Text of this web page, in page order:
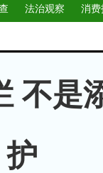
法治观察
消费
不是
护